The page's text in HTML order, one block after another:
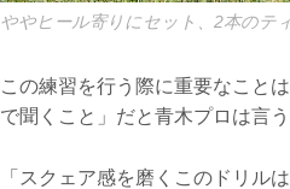
ややヒール寄りにセット、2本のテ
この練習を行う際に重要なこと
で聞くこと」だと青木プロは言う
「スクェア感を磨くこのドリル